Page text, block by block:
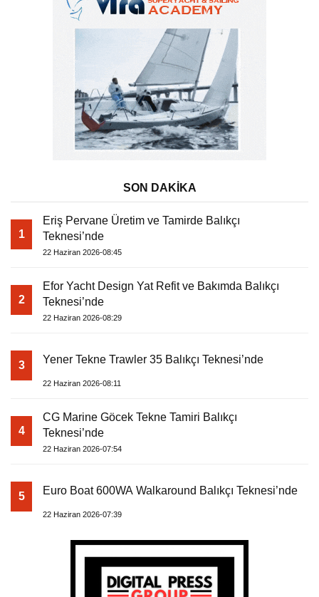
SON DAKİKA
1
Eriş Pervane Üretim ve Tamirde Balıkçı
Teknesi’nde
22 Haziran 2026-08:45
2
Efor Yacht Design Yat Refit ve Bakımda Balıkçı
Teknesi’nde
22 Haziran 2026-08:29
3 Yener Tekne Trawler 35 Balıkçı Teknesi’nde
22 Haziran 2026-08:11
4
CG Marine Göcek Tekne Tamiri Balıkçı
Teknesi’nde
22 Haziran 2026-07:54
5 Euro Boat 600WA Walkaround Balıkçı Teknesi’nde
22 Haziran 2026-07:39